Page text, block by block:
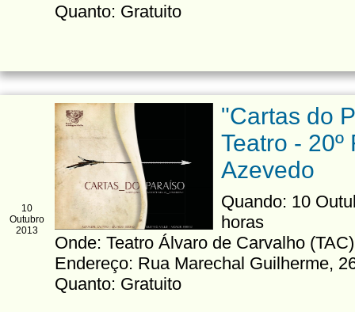
Quanto: Gratuito
10
Outubro
2013
"Cartas do
Teatro -
Azevedo
Quando: 10
horas
Onde: Teatro Álvaro de Carvalho (TAC)
Endereço: Rua Marechal Guilherme,
Quanto: Gratuito